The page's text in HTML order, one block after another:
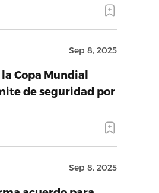
Sep 8, 2025
Copa Mundial
de seguridad por
Sep 8, 2025